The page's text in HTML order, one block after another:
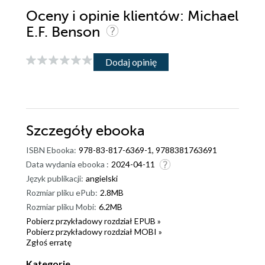
Oceny i opinie klientów: Michael
E.F. Benson
Dodaj opinię
Szczegóły ebooka
ISBN Ebooka: 978-83-817-6369-1, 9788381763691
Data wydania ebooka : 2024-04-11
Język publikacji: angielski
Rozmiar pliku ePub: 2.8MB
Rozmiar pliku Mobi: 6.2MB
Pobierz przykładowy rozdział EPUB »
Pobierz przykładowy rozdział MOBI »
Zgłoś erratę